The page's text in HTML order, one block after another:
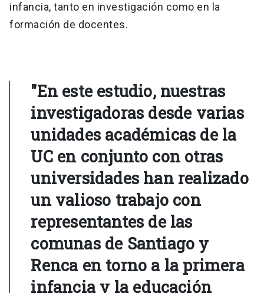
infancia, tanto en investigación como en la
formación de docentes.
"En este estudio, nuestras
investigadoras desde varias
unidades académicas de la
UC en conjunto con otras
universidades han realizado
un valioso trabajo con
representantes de las
comunas de Santiago y
Renca en torno a la primera
infancia y la educación